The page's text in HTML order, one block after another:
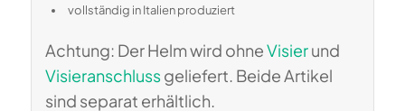
vollständig in Italien produziert
Achtung: Der Helm wird ohneVisierund
Visieranschlussgeliefert. Beide Artikel
sind separat erhältlich.